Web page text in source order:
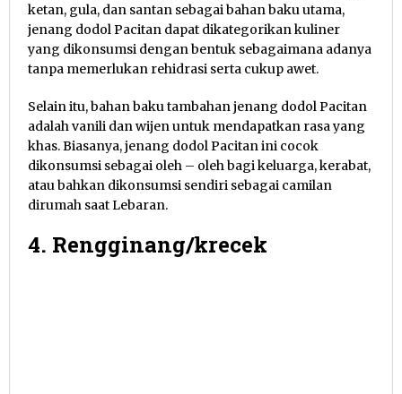
ketan, gula, dan santan sebagai bahan baku utama,
jenang dodol Pacitan dapat dikategorikan kuliner
yang dikonsumsi dengan bentuk sebagaimana adanya
tanpa memerlukan rehidrasi serta cukup awet.
Selain itu, bahan baku tambahan jenang dodol Pacitan
adalah vanili dan wijen untuk mendapatkan rasa yang
khas. Biasanya, jenang dodol Pacitan ini cocok
dikonsumsi sebagai oleh – oleh bagi keluarga, kerabat,
atau bahkan dikonsumsi sendiri sebagai camilan
dirumah saat Lebaran.
4. Rengginang/krecek